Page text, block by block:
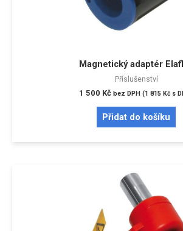
Magnetický adaptér
Příslušenství
1 500 Kč bez DPH (1 815 Kč s
Přidat do košíku